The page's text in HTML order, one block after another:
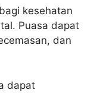
kesehatan
Puasa dapat
dan
dapat